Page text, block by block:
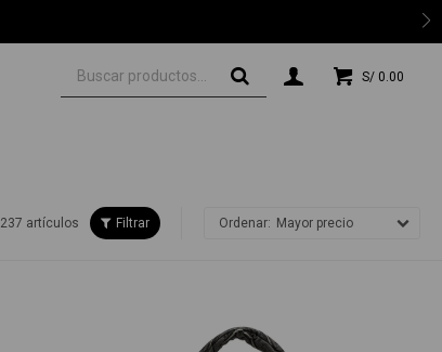
S/ 0.00
237 artículos Mayor precio